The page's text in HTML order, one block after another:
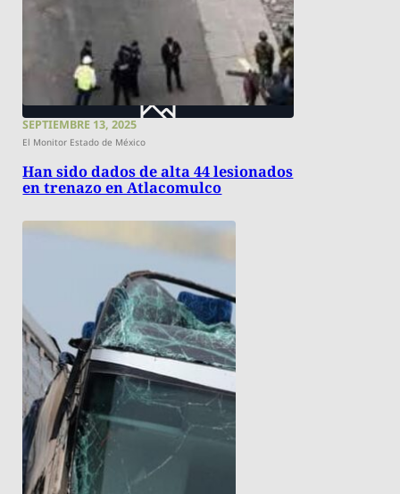
SEPTIEMBRE 13, 2025
El Monitor Estado de México
Han sido dados de alta 44 lesionados
en trenazo en Atlacomulco